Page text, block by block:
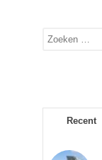
Zoek
Recent